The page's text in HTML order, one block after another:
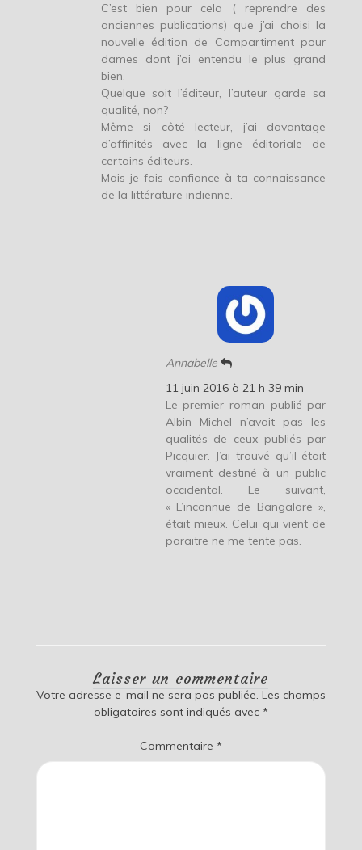
C’est bien pour cela ( reprendre des
anciennes publications) que j’ai choisi la
nouvelle édition de Compartiment pour
dames dont j’ai entendu le plus grand
bien.
Quelque soit l’éditeur, l’auteur garde sa
qualité, non?
Même si côté lecteur, j’ai davantage
d’affinités avec la ligne éditoriale de
certains éditeurs.
Mais je fais confiance à ta connaissance
de la littérature indienne.
Annabelle
11 juin 2016 à 21 h 39 min
Le premier roman publié par
Albin Michel n’avait pas les
qualités de ceux publiés par
Picquier. J’ai trouvé qu’il était
vraiment destiné à un public
occidental. Le suivant,
« L’inconnue de Bangalore »,
était mieux. Celui qui vient de
paraitre ne me tente pas.
Laisser un commentaire
Votre adresse e-mail ne sera pas publiée. Les champs
obligatoires sont indiqués avec *
Commentaire *